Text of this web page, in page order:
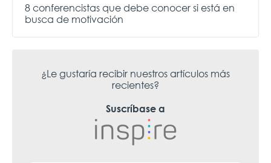
8 conferencistas que debe conocer si está en
busca de motivación
¿Le gustaría recibir nuestros artículos más
recientes?
Suscríbase a